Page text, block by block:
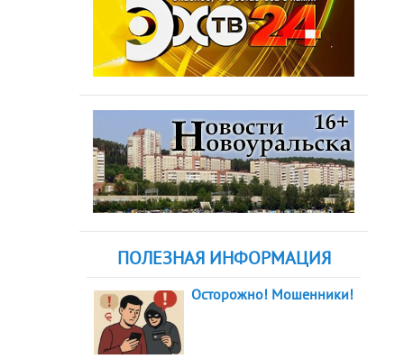
ПОЛЕЗНАЯ ИНФОРМАЦИЯ
Осторожно! Мошенники!